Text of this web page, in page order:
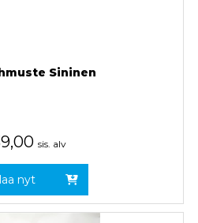
Sininen
sis. alv
nyt